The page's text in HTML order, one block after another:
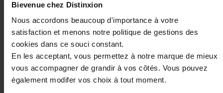
Bievenue chez Distinxion
Nous accordons beaucoup d'importance à votre
satisfaction et menons notre politique de gestions des
cookies dans ce souci constant.
En les acceptant, vous permettez à notre marque de mieux
vous accompagner de grandir à vos côtés. Vous pouvez
également modifer vos choix à tout moment.
Ces véhicules pourraient vous
intéresser